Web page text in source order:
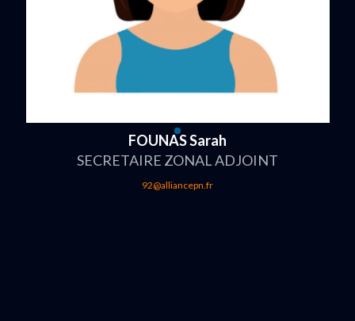
FOUNAS Sarah
SECRETAIRE ZONAL ADJOINT
92@alliancepn.fr